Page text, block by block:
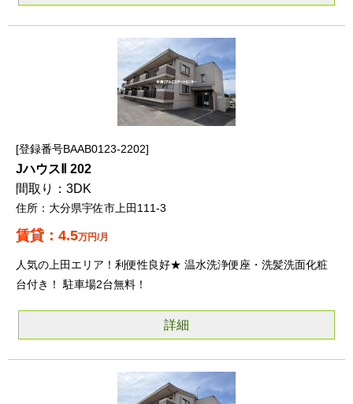
登録番号BAAB0123-2202
JハウスⅡ 202
3DK
大分県宇佐市上田111-3
4.5万円/月
人気の上田エリア！利便性良好★ 温水洗浄便座・洗髪洗面化粧
台付き！ 駐車場2台無料！
詳細